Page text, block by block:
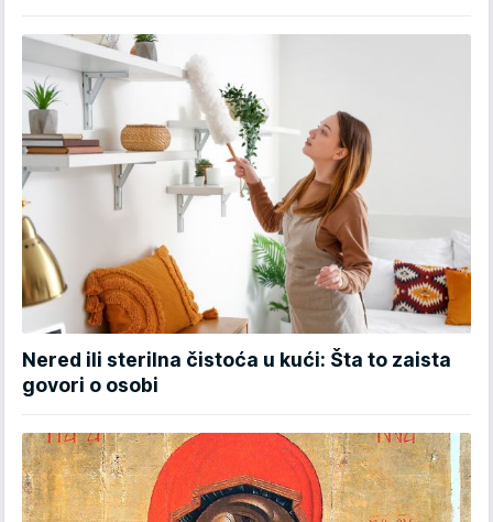
Nered ili sterilna čistoća u kući: Šta to zaista
govori o osobi